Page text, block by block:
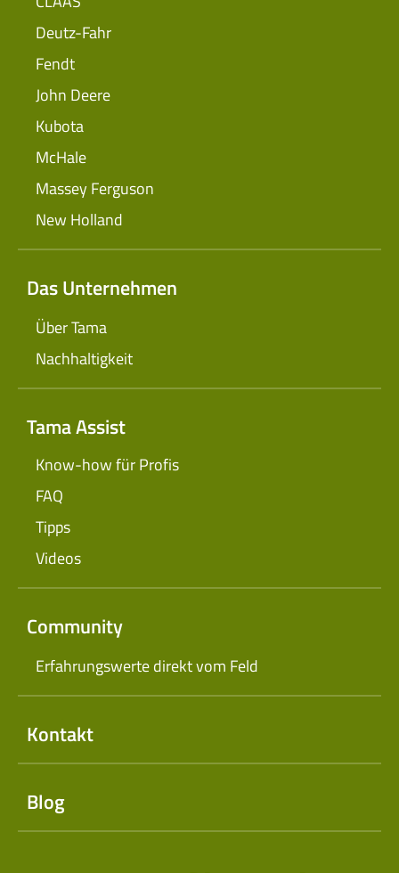
Deutz-Fahr
Fendt
John Deere
Kubota
McHale
Massey Ferguson
New Holland
Das Unternehmen
Über Tama
Nachhaltigkeit
Tama Assist
Know-how für Profis
FAQ
Tipps
Videos
Community
Erfahrungswerte direkt vom Feld
Kontakt
Blog